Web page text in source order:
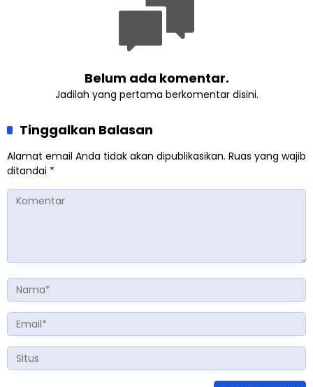
Belum ada komentar.
Jadilah yang pertama berkomentar disini.
Tinggalkan Balasan
Alamat email Anda tidak akan dipublikasikan. Ruas yang wajib
ditandai *